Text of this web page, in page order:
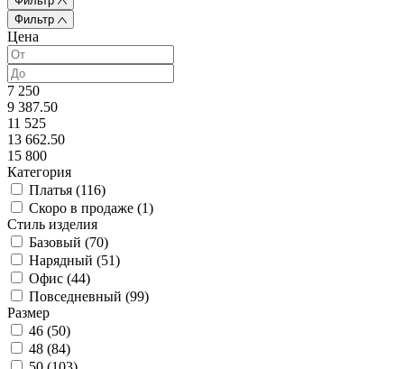
Фильтр
Цена
7 250
9 387.50
11 525
13 662.50
15 800
Категория
Платья (116)
Скоро в продаже (1)
Стиль изделия
Базовый (70)
Нарядный (51)
Офис (44)
Повседневный (99)
Размер
46 (50)
48 (84)